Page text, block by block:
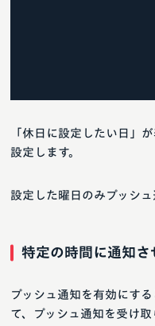
「休日に設定したい日」
設定します。
設定した曜日のみプッシュ
特定の時間に通知さ
プッシュ通知を有効にす
て、プッシュ通知を受け